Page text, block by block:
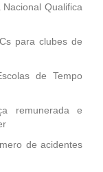
Qualifica
para clubes de
de Tempo
remunerada e
de acidentes